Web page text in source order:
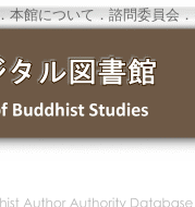
本館について ．諮問委員会 ．